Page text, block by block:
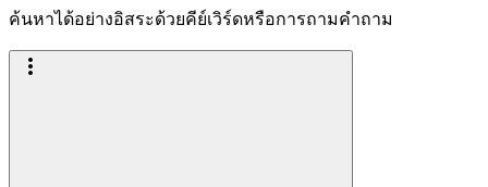
ค้นหาได้อย่างอิสระด้วยคีย์เวิร์ดหรือการถามคำถาม